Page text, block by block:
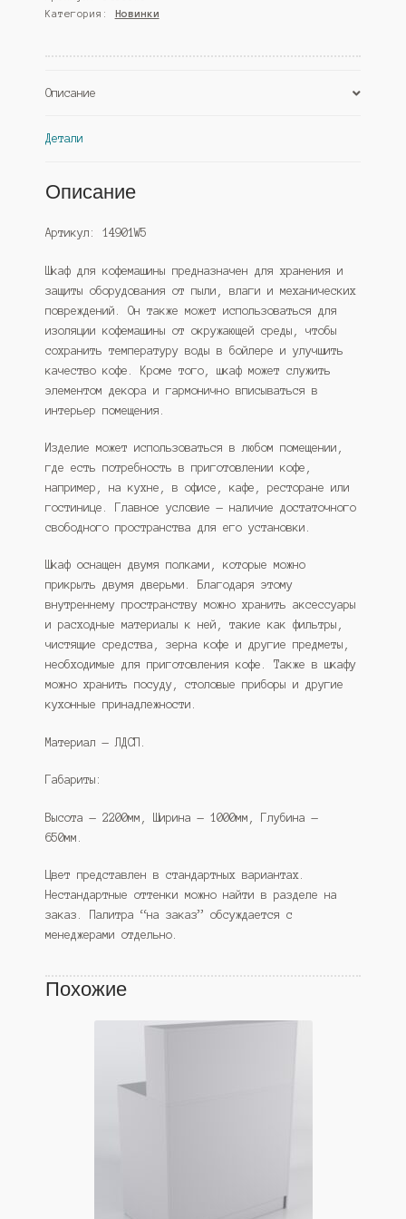
№4,
Сонома
Категория:
Новинки
Описание
Детали
Описание
Артикул: 14901W5
Шкаф для кофемашины предназначен для хранения и
защиты оборудования от пыли, влаги и механических
повреждений. Он также может использоваться для
изоляции кофемашины от окружающей среды, чтобы
сохранить температуру воды в бойлере и улучшить
качество кофе. Кроме того, шкаф может служить
элементом декора и гармонично вписываться в
интерьер помещения.
Изделие может использоваться в любом помещении,
где есть потребность в приготовлении кофе,
например, на кухне, в офисе, кафе, ресторане или
гостинице. Главное условие — наличие достаточного
свободного пространства для его установки.
Шкаф оснащен двумя полками, которые можно
прикрыть двумя дверьми. Благодаря этому
внутреннему пространству можно хранить аксессуары
и расходные материалы к ней, такие как фильтры,
чистящие средства, зерна кофе и другие предметы,
необходимые для приготовления кофе. Также в шкафу
можно хранить посуду, столовые приборы и другие
кухонные принадлежности.
Материал — ЛДСП.
Габариты:
Высота — 2200мм, Ширина — 1000мм, Глубина —
650мм.
Цвет представлен в стандартных вариантах.
Нестандартные оттенки можно найти в разделе на
заказ. Палитра “на заказ” обсуждается с
менеджерами отдельно.
Похожие